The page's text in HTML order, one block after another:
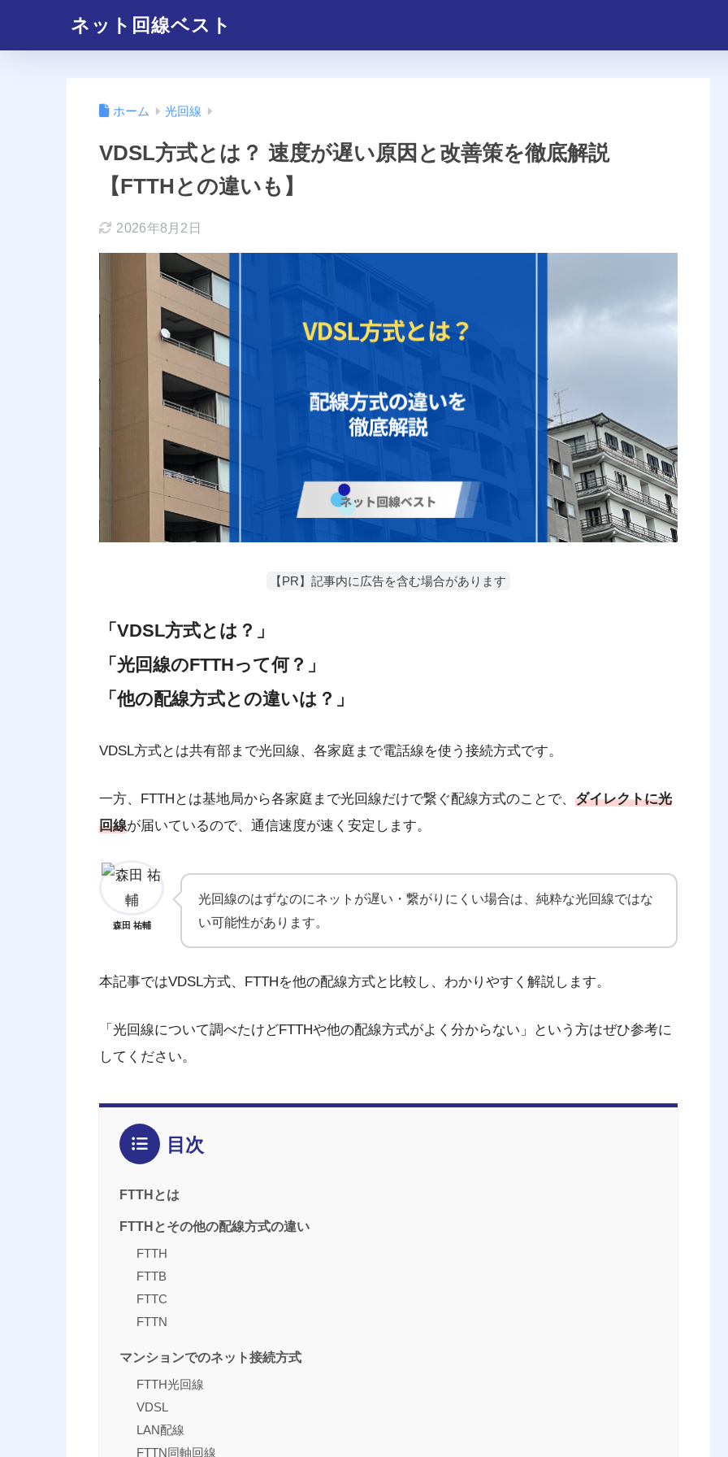
ネット回線ベスト
ホーム 光回線
VDSL方式とは？ 速度が遅い原因と改善策を徹底解説
【FTTHとの違いも】
2026年8月2日
【PR】記事内に広告を含む場合があります
「VDSL方式とは？」
「光回線のFTTHって何？」
「他の配線方式との違いは？」
VDSL方式とは共有部まで光回線、各家庭まで電話線を使う接続方式です。
一方、FTTHとは基地局から各家庭まで光回線だけで繋ぐ配線方式のことで、 ダイレクトに光
回線が届いているので、通信速度が速く安定します。
森田 祐輔
光回線のはずなのにネットが遅い・繋がりにくい場合は、純粋な光回線ではな
い可能性があります。
本記事ではVDSL方式、FTTHを他の配線方式と比較し、わかりやすく解説します。
「光回線について調べたけどFTTHや他の配線方式がよく分からない」という方はぜひ参考に
してください。
目次
FTTHとは
FTTHとその他の配線方式の違い
FTTH
FTTB
FTTC
FTTN
マンションでのネット接続方式
FTTH光回線
VDSL
LAN配線
FTTN同軸回線